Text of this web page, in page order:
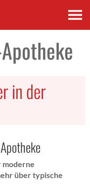
in der
moderne
über typische